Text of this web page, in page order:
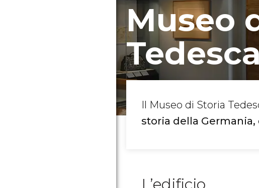
Museo
Tedesca
Il Museo di Storia
storia della Germania,
L’edificio